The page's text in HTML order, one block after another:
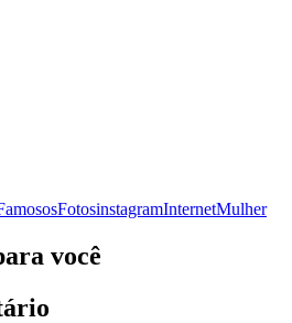
FotosinstagramInternetMulher
você